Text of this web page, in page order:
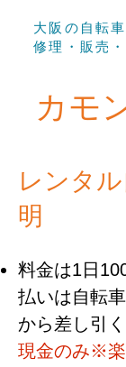
大阪の自転
修理・販売
カモ
レンタ
明
料金は1日
払いは自転
から差し引
現金のみ※